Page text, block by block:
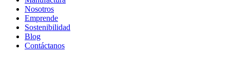
Nosotros
Emprende
Sostenibilidad
Blog
Contáctanos